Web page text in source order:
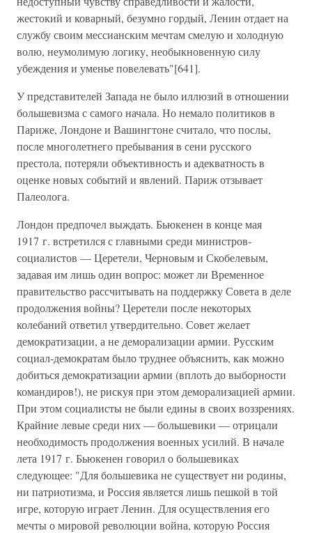
жестокий и коварный, безумно гордый, Ленин отдает на
службу своим мессианским мечтам смелую и холодную
волю, неумолимую логику, необыкновенную силу
убеждения и уменье повелевать"[641].
У представителей Запада не было иллюзий в отношении
большевизма с самого начала. Но немало политиков в
Париже, Лондоне и Вашингтоне считало, что послы,
после многолетнего пребывания в сени русского
престола, потеряли объективность и адекватность в
оценке новых событий и явлений. Париж отзывает
Палеолога.
Лондон предпочел выждать. Бьюкенен в конце мая
1917 г. встретился с главными среди министров-
социалистов — Церетели, Черновым и Скобелевым,
задавая им лишь один вопрос: может ли Временное
правительство рассчитывать на поддержку Совета в деле
продолжения войны? Церетели после некоторых
колебаний ответил утвердительно. Совет желает
демократизации, а не деморализации армии. Русским
социал-демократам было труднее объяснить, как можно
добиться демократизации армии (вплоть до выборности
командиров!), не рискуя при этом деморализацией армии.
При этом социалисты не были едины в своих воззрениях.
Крайние левые среди них — большевики — отрицали
необходимость продолжения военных усилий. В начале
лета 1917 г. Бьюкенен говорил о большевиках
следующее: "Для большевика не существует ни родины,
ни патриотизма, и Россия является лишь пешкой в той
игре, которую играет Ленин. Для осуществления его
мечты о мировой революции война, которую Россия